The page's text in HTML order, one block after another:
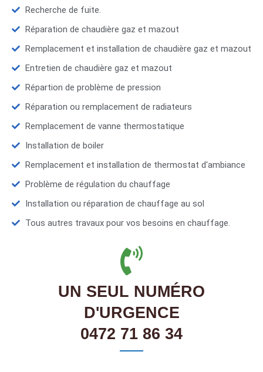
Recherche de fuite.
Réparation de chaudière gaz et mazout
Remplacement et installation de chaudière gaz et mazout
Entretien de chaudière gaz et mazout
Répartion de problème de pression
Réparation ou remplacement de radiateurs
Remplacement de vanne thermostatique
Installation de boiler
Remplacement et installation de thermostat d'ambiance
Problème de régulation du chauffage
Installation ou réparation de chauffage au sol
Tous autres travaux pour vos besoins en chauffage.
UN SEUL NUMÉRO
D'URGENCE
0472 71 86 34